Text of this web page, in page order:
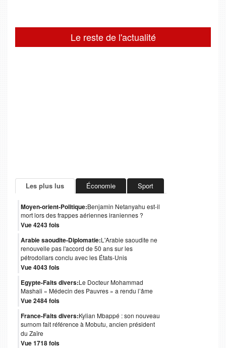
Le reste de l'actualité
Les plus lus Économie Sport
Moyen-orient-Politique:Benjamin Netanyahu est-il
mort lors des frappes aériennes iraniennes ?
Vue 4243 fois
Arabie saoudite-Diplomatie:L'Arabie saoudite ne
renouvelle pas l'accord de 50 ans sur les
pétrodollars conclu avec les États-Unis
Vue 4043 fois
Egypte-Faits divers:Le Docteur Mohammad
Mashali « Médecin des Pauvres » a rendu l’âme
Vue 2484 fois
France-Faits divers:Kylian Mbappé : son nouveau
surnom fait référence à Mobutu, ancien président
du Zaïre
Vue 1718 fois